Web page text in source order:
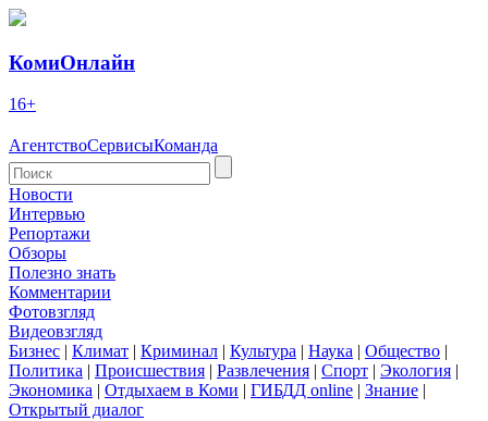
КомиОнлайн
16+
АгентствоСервисыКоманда
Новости
Интервью
Репортажи
Обзоры
Полезно знать
Комментарии
Фотовзгляд
Видеовзгляд
Бизнес | Климат | Криминал | Культура | Наука | Общество |
Политика | Происшествия | Развлечения | Спорт | Экология |
Экономика | Отдыхаем в Коми | ГИБДД online | Знание |
Открытый диалог